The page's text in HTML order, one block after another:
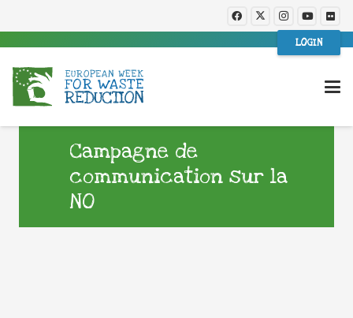
LOGIN
Campagne de
communication sur la
NO